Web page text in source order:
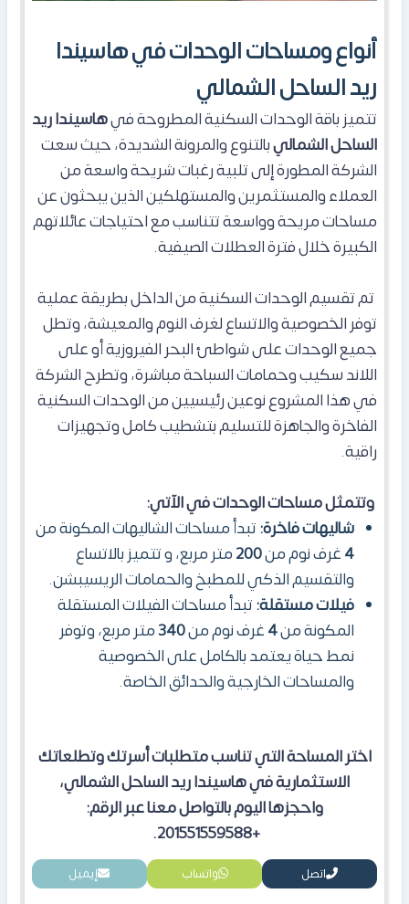
أنواع ومساحات الوحدات في هاسيندا
ريد الساحل الشمالي
تتميز باقة الوحدات السكنية المطروحة فيهاسيندا ريد
الساحل الشماليبالتنوع والمرونة الشديدة، حيث سعت
الشركة المطورة إلى تلبية رغبات شريحة واسعة من
العملاء والمستثمرين والمستهلكين الذين يبحثون عن
مساحات مريحة وواسعة تتناسب مع احتياجات عائلاتهم
الكبيرة خلال فترة العطلات الصيفية.
تم تقسيم الوحدات السكنية من الداخل بطريقة عملية
توفر الخصوصية والاتساع لغرف النوم والمعيشة، وتطل
جميع الوحدات على شواطئ البحر الفيروزية أو على
اللاند سكيب وحمامات السباحة مباشرة، وتطرح الشركة
في هذا المشروع نوعين رئيسيين من الوحدات السكنية
الفاخرة والجاهزة للتسليم بتشطيب كامل وتجهيزات
راقية.
وتتمثل مساحات الوحدات في الآتي:
شاليهات فاخرة:تبدأ مساحات الشاليهات المكونة من
4غرف نوم من200متر مربع، و تتميز بالاتساع
والتقسيم الذكي للمطبخ والحمامات الريسيبشن.
فيلات مستقلة:تبدأ مساحات الفيلات المستقلة
المكونة من4غرف نوم من340متر مربع، وتوفر
نمط حياة يعتمد بالكامل على الخصوصية
والمساحات الخارجية والحدائق الخاصة.
اختر المساحة التي تناسب متطلبات أسرتك وتطلعاتك
الاستثمارية في هاسيندا ريد الساحل الشمالي،
واحجزها اليوم بالتواصل معنا عبر الرقم:
+201551559588.
اتصل واتساب إيميل